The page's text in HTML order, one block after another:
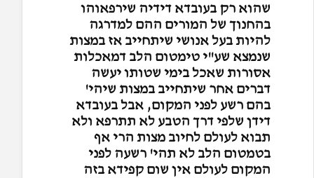
שהוא רק בעובדא דידיה שירפאוהו
בהחנוך של המורים ההם למדרגה
להיות בעל אנושי שיתחייב אז במצות
שנמצא שע"י טימטום הלב דמאכלות
אסורות שאכל בימי שטותו יעשה
דברים אחר שיתחייב במצות שיהי'
בהם רשע לפני המקום, אבל בעובדא
דידן שלפי דרך הטבע לא תתרפא ולא
תבוא לעולם לחיוב מצות הרי אף
בטמטום הלב לא תהי' רשעה לפני
המקום לעולם אין שום קפידא בזה